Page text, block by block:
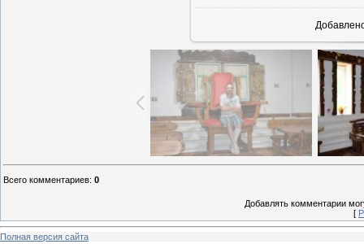
Всего комментариев: 0
Добавлять комментарии
[
Полная версия сайта